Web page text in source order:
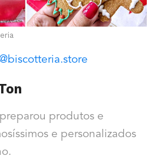
produtos e
e personalizados